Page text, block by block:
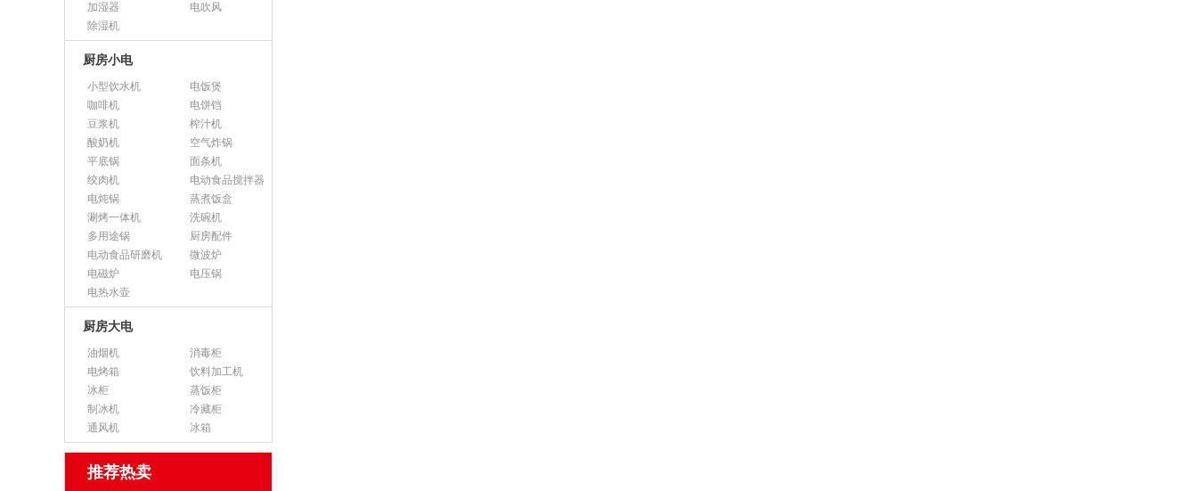
加湿器
电吹风
除湿机
厨房小电
小型饮水机
电饭煲
咖啡机
电饼铛
豆浆机
榨汁机
酸奶机
空气炸锅
平底锅
面条机
绞肉机
电动食品搅拌器
电炖锅
蒸煮饭盒
涮烤一体机
洗碗机
多用途锅
厨房配件
电动食品研磨机
微波炉
电磁炉
电压锅
电热水壶
厨房大电
油烟机
消毒柜
电烤箱
饮料加工机
冰柜
蒸饭柜
制冰机
冷藏柜
通风机
冰箱
推荐热卖